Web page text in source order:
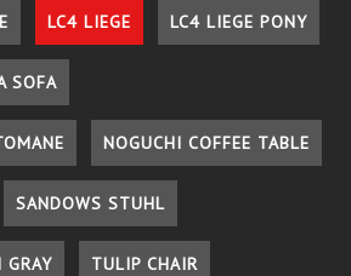
LC4 LIEGE LC4 LIEGE PONY
SOFA
NOGUCHI COFFEE TABLE
SANDOWS STUHL
GRAY TULIP CHAIR